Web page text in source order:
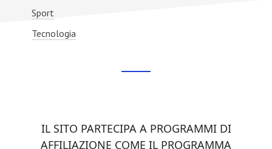
Sport
Tecnologia
IL SITO PARTECIPA A PROGRAMMI DI
AFFILIAZIONE COME IL PROGRAMMA